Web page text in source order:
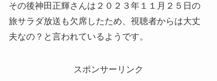
その後神田正輝さんは２０２３年１１月２５日の
旅サラダ放送も欠席したため、視聴者からは大丈
夫なの？と言われているようです。
スポンサーリンク